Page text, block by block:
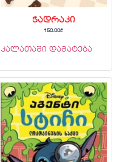
ჭადრაკი
150.00₾
კალათაში დამატება